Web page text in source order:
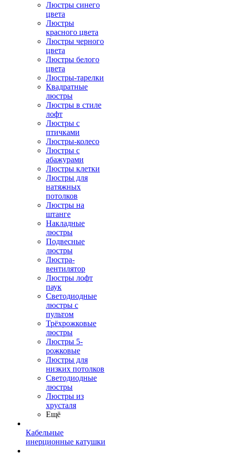
Люстры синего
цвета
Люстры
красного цвета
Люстры черного
цвета
Люстры белого
цвета
Люстры-тарелки
Квадратные
люстры
Люстры в стиле
лофт
Люстры с
птичками
Люстры-колесо
Люстры с
абажурами
Люстры клетки
Люстры для
натяжных
потолков
Люстры на
штанге
Накладные
люстры
Подвесные
люстры
Люстра-
вентилятор
Люстры лофт
паук
Светодиодные
люстры с
пультом
Трёхрожковые
люстры
Люстры 5-
рожковые
Люстры для
низких потолков
Cветодиодные
люстры
Люстры из
хрусталя
Ещё
Кабельные
инерционные катушки